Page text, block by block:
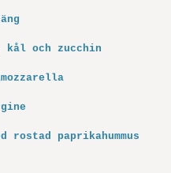
kål och zucchin
rostad paprikahummus